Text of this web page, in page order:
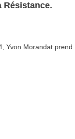
Résistance.